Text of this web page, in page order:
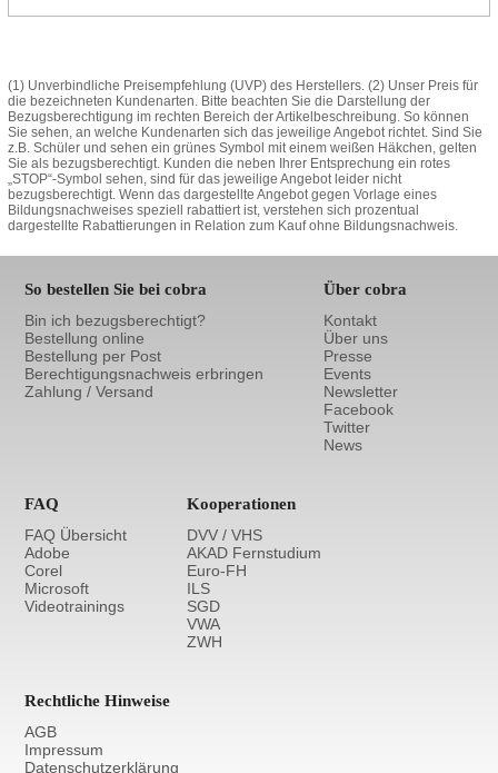
(1) Unverbindliche Preisempfehlung (UVP) des Herstellers. (2) Unser Preis für
die bezeichneten Kundenarten. Bitte beachten Sie die Darstellung der
Bezugsberechtigung im rechten Bereich der Artikelbeschreibung. So können
Sie sehen, an welche Kundenarten sich das jeweilige Angebot richtet. Sind Sie
z.B. Schüler und sehen ein grünes Symbol mit einem weißen Häkchen, gelten
Sie als bezugsberechtigt. Kunden die neben Ihrer Entsprechung ein rotes
„STOP“-Symbol sehen, sind für das jeweilige Angebot leider nicht
bezugsberechtigt. Wenn das dargestellte Angebot gegen Vorlage eines
Bildungsnachweises speziell rabattiert ist, verstehen sich prozentual
dargestellte Rabattierungen in Relation zum Kauf ohne Bildungsnachweis.
So bestellen Sie bei cobra
Bin ich bezugsberechtigt?
Bestellung online
Bestellung per Post
Berechtigungsnachweis erbringen
Zahlung / Versand
Über cobra
Kontakt
Über uns
Presse
Events
Newsletter
Facebook
Twitter
News
FAQ
FAQ Übersicht
Adobe
Corel
Microsoft
Videotrainings
Kooperationen
DVV / VHS
AKAD Fernstudium
Euro-FH
ILS
SGD
VWA
ZWH
Rechtliche Hinweise
AGB
Impressum
Datenschutzerklärung